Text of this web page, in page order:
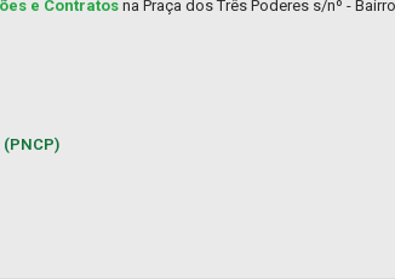
e Contratosna Praça dos Três Poderes s/nº -